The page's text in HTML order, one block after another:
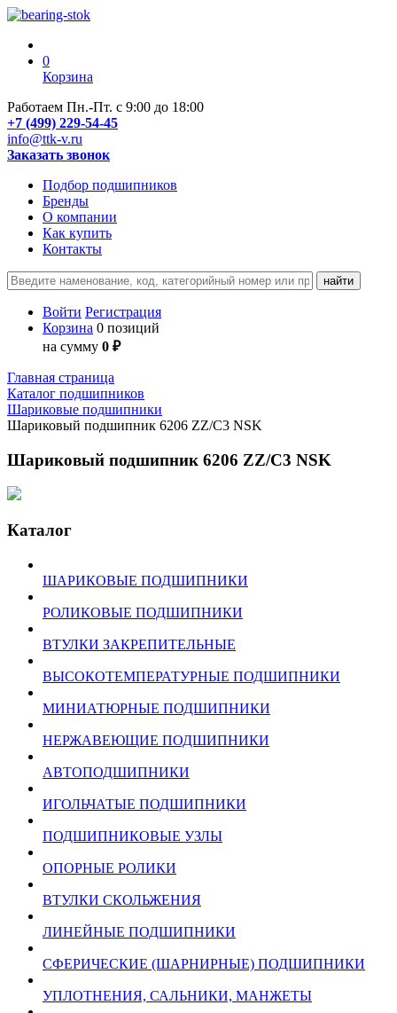
0
Корзина
Работаем Пн.-Пт. с 9:00 до 18:00
+7 (499) 229-54-45
info@ttk-v.ru
Заказать звонок
Подбор подшипников
Бренды
О компании
Как купить
Контакты
Войти Регистрация
Корзина 0 позиций
на сумму 0 ₽
Главная страница
Каталог подшипников
Шариковые подшипники
Шариковый подшипник 6206 ZZ/C3 NSK
Шариковый подшипник 6206 ZZ/C3 NSK
Каталог
ШАРИКОВЫЕ ПОДШИПНИКИ
РОЛИКОВЫЕ ПОДШИПНИКИ
ВТУЛКИ ЗАКРЕПИТЕЛЬНЫЕ
ВЫСОКОТЕМПЕРАТУРНЫЕ ПОДШИПНИКИ
МИНИАТЮРНЫЕ ПОДШИПНИКИ
НЕРЖАВЕЮЩИЕ ПОДШИПНИКИ
АВТОПОДШИПНИКИ
ИГОЛЬЧАТЫЕ ПОДШИПНИКИ
ПОДШИПНИКОВЫЕ УЗЛЫ
ОПОРНЫЕ РОЛИКИ
ВТУЛКИ СКОЛЬЖЕНИЯ
ЛИНЕЙНЫЕ ПОДШИПНИКИ
СФЕРИЧЕСКИЕ (ШАРНИРНЫЕ) ПОДШИПНИКИ
УПЛОТНЕНИЯ, САЛЬНИКИ, МАНЖЕТЫ